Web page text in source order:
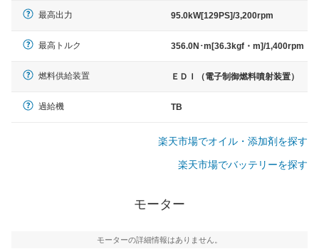
最高出力 95.0kW[129PS]/3,200rpm
最高トルク 356.0N･m[36.3kgf・m]/1,400rpm
燃料供給装置 ＥＤＩ（電子制御燃料噴射装置）
過給機 TB
楽天市場でオイル・添加剤を探す
楽天市場でバッテリーを探す
モーター
モーターの詳細情報はありません。